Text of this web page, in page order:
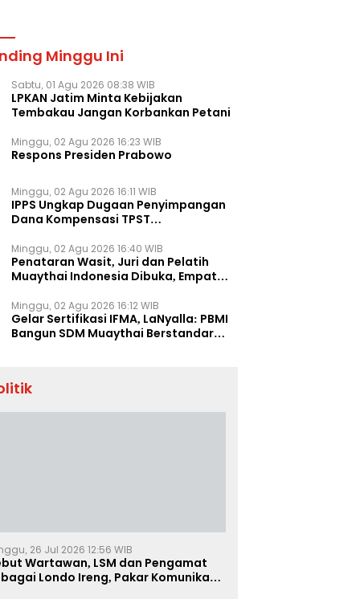
Minggu Ini
Sabtu, 01 Agu 2026 08:38 WIB
LPKAN Jatim Minta Kebijakan
Tembakau Jangan Korbankan Petani
Minggu, 02 Agu 2026 16:23 WIB
Respons Presiden Prabowo
Minggu, 02 Agu 2026 16:11 WIB
IPPS Ungkap Dugaan Penyimpangan
Dana Kompensasi TPST
Minggu, 02 Agu 2026 16:40 WIB
Penataran Wasit, Juri dan Pelatih
Muaythai Indonesia Dibuka, Empat
Minggu, 02 Agu 2026 16:12 WIB
Gelar Sertifikasi IFMA, LaNyalla: PBMI
Bangun SDM Muaythai Berstandar
26 Jul 2026 12:56 WIB
Wartawan, LSM dan Pengamat
Londo Ireng, Pakar Komunikasi: